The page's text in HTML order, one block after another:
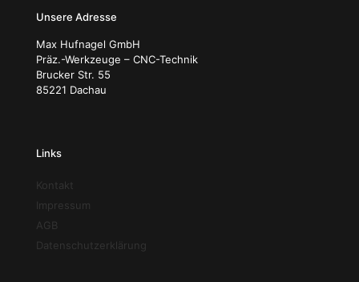
Unsere Adresse
Max Hufnagel GmbH
Präz.-Werkzeuge – CNC-Technik
Brucker Str. 55
85221 Dachau
Links
Kontakt
Impressum
AGB
Datenschutzerklärung